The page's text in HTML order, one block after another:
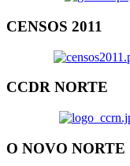
CENSOS 2011
CCDR NORTE
O NOVO NORTE